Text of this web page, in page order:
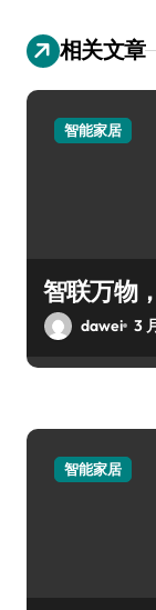
相关文章
智能家居
智联万物
dawei 3
智能家居